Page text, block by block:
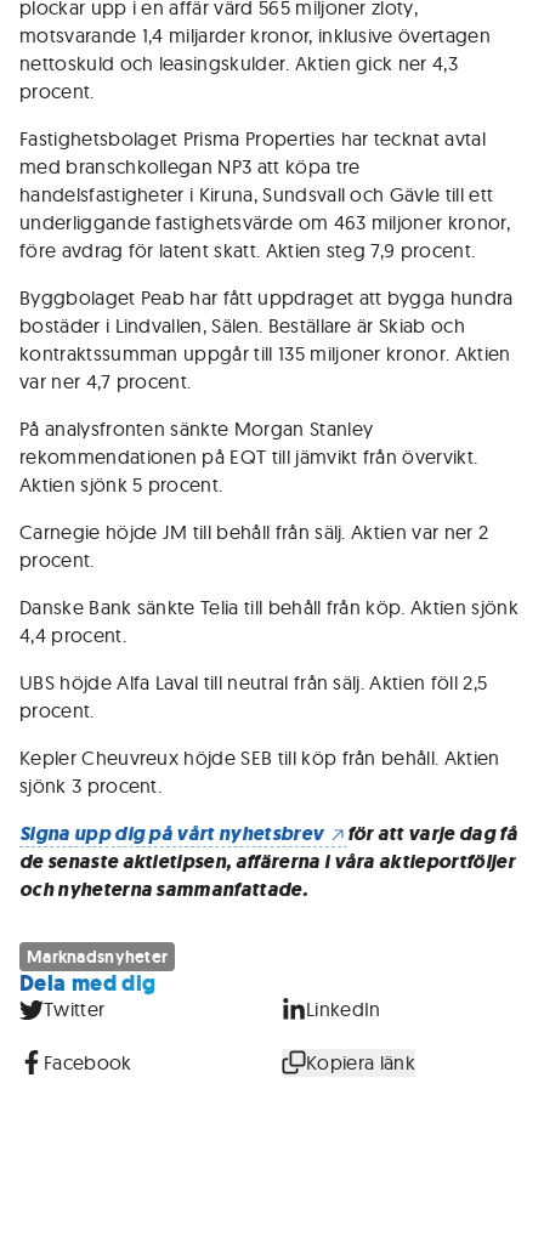
plockar upp i en affär värd 565 miljoner zloty,
motsvarande 1,4 miljarder kronor, inklusive övertagen
nettoskuld och leasingskulder. Aktien gick ner 4,3
procent.
Fastighetsbolaget Prisma Properties har tecknat avtal
med branschkollegan NP3 att köpa tre
handelsfastigheter i Kiruna, Sundsvall och Gävle till ett
underliggande fastighetsvärde om 463 miljoner kronor,
före avdrag för latent skatt. Aktien steg 7,9 procent.
Byggbolaget Peab har fått uppdraget att bygga hundra
bostäder i Lindvallen, Sälen. Beställare är Skiab och
kontraktssumman uppgår till 135 miljoner kronor. Aktien
var ner 4,7 procent.
På analysfronten sänkte Morgan Stanley
rekommendationen på EQT till jämvikt från övervikt.
Aktien sjönk 5 procent.
Carnegie höjde JM till behåll från sälj. Aktien var ner 2
procent.
Danske Bank sänkte Telia till behåll från köp. Aktien sjönk
4,4 procent.
UBS höjde Alfa Laval till neutral från sälj. Aktien föll 2,5
procent.
Kepler Cheuvreux höjde SEB till köp från behåll. Aktien
sjönk 3 procent.
Signa upp dig på vårt nyhetsbrev
för att varje dag få
de senaste aktietipsen, affärerna i våra aktieportföljer
och nyheterna sammanfattade.
Marknadsnyheter
Dela med dig
Twitter LinkedIn
Facebook Kopiera länk